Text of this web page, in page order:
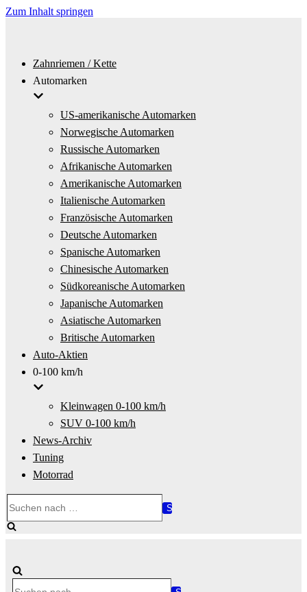
Zum Inhalt springen
Zahnriemen / Kette
Automarken
US-amerikanische Automarken
Norwegische Automarken
Russische Automarken
Afrikanische Automarken
Amerikanische Automarken
Italienische Automarken
Französische Automarken
Deutsche Automarken
Spanische Automarken
Chinesische Automarken
Südkoreanische Automarken
Japanische Automarken
Asiatische Automarken
Britische Automarken
Auto-Aktien
0-100 km/h
Kleinwagen 0-100 km/h
SUV 0-100 km/h
News-Archiv
Tuning
Motorrad
nach …